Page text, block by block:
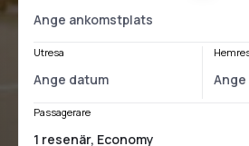
Utresa
Passagerare